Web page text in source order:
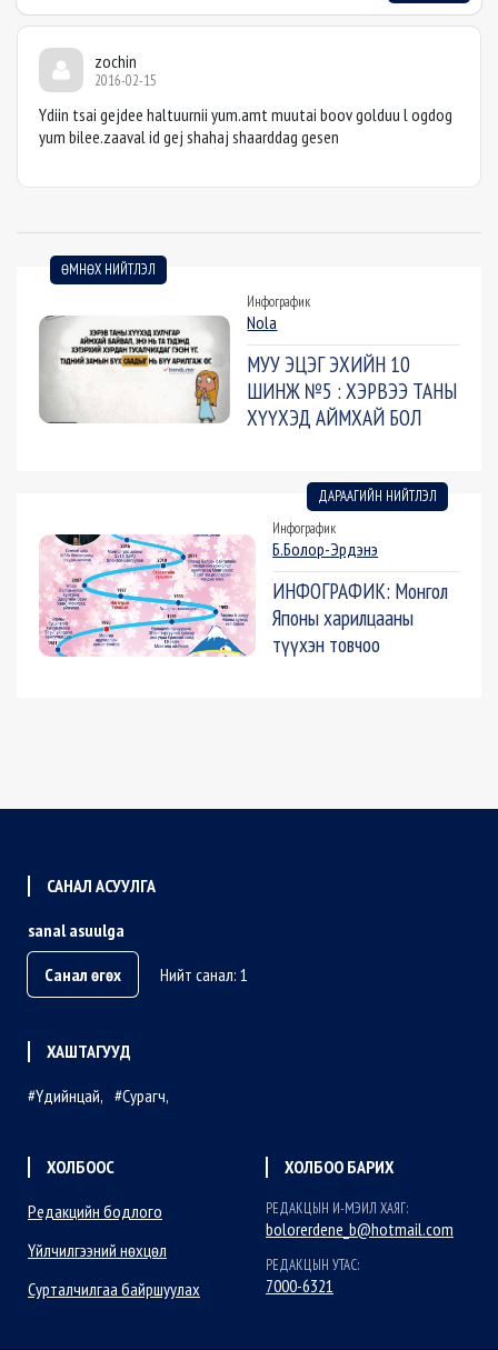
zochin
2016-02-15
Ydiin tsai gejdee haltuurnii yum.amt muutai boov golduu l ogdog
yum bilee.zaaval id gej shahaj shaarddag gesen
ӨМНӨХ НИЙТЛЭЛ
Инфографик
Nola
МУУ ЭЦЭГ ЭХИЙН 10
ШИНЖ №5 : ХЭРВЭЭ ТАНЫ
ХҮҮХЭД АЙМХАЙ БОЛ
ДАРААГИЙН НИЙТЛЭЛ
Инфографик
Б.Болор-Эрдэнэ
ИНФОГРАФИК: Монгол
Японы харилцааны
түүхэн товчоо
САНАЛ АСУУЛГА
sanal asuulga
Санал өгөх
Нийт санал: 1
ХАШТАГУУД
Үдийнцай
Сурагч
ХОЛБООС
Редакцийн бодлого
Үйлчилгээний нөхцөл
Сурталчилгаа байршуулах
ХОЛБОО БАРИХ
РЕДАКЦЫН И-МЭИЛ ХАЯГ:
bolorerdene_b@hotmail.com
РЕДАКЦЫН УТАС:
7000-6321